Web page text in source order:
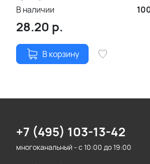
В наличии
28.20 р.
В корзину
+7 (495) 103-13-42
многоканальный - с 10:00 до 19:00